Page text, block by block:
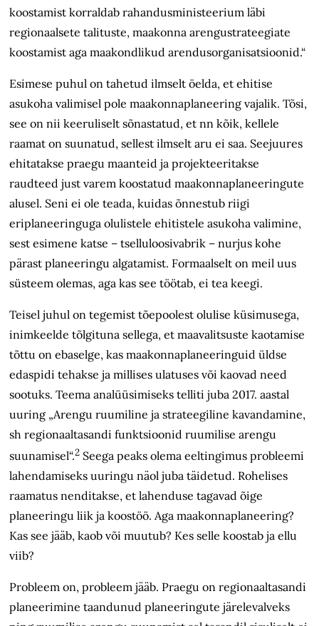
koostamist korraldab rahandusministeerium läbi
regionaalsete talituste, maakonna arengu­strateegiate
koostamist aga maakondlikud arendusorganisat­sioonid.“
Esimese puhul on tahetud ilmselt öelda, et ehitise
asukoha valimisel pole maakonnaplaneering vajalik. Tõsi,
see on nii keeruliselt sõnastatud, et nn kõik, kellele
raamat on suunatud, sellest ilmselt aru ei saa. Seejuures
ehitatakse praegu maanteid ja projekteeritakse
raudteed just varem koostatud maakonna­planeeringute
alusel. Seni ei ole teada, kuidas õnnestub riigi
eriplaneeringuga olulistele ehitistele asukoha valimine,
sest esimene katse – tselluloosivabrik – nurjus kohe
pärast planeeringu algatamist. Formaalselt on meil uus
süsteem olemas, aga kas see töötab, ei tea keegi.
Teisel juhul on tegemist tõepoolest olulise küsimusega,
inimkeelde tõlgituna sellega, et maavalitsuste kaotamise
tõttu on ebaselge, kas maakonnaplaneeringuid üldse
edaspidi tehakse ja millises ulatuses või kaovad need
sootuks. Teema analüüsimiseks telliti juba 2017. aastal
uuring „Arengu ruumiline ja strateegiline kavandamine,
sh regionaaltasandi funktsioonid ruumilise arengu
suunamisel“.2 Seega peaks olema eeltingimus probleemi
lahendamiseks uuringu näol juba täidetud. Rohelises
raamatus nenditakse, et lahenduse tagavad õige
planeeringu liik ja koostöö. Aga maakonnaplaneering?
Kas see jääb, kaob või muutub? Kes selle koostab ja ellu
viib?
Probleem on, probleem jääb. Praegu on regionaaltasandi
planeerimine taandunud planeeringute järelevalveks